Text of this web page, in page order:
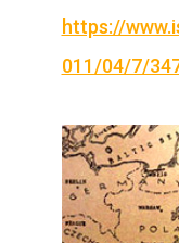
https://
011/04/7/